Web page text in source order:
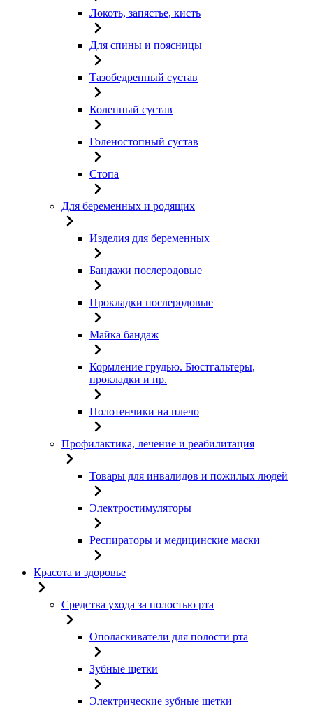
Локоть, запястье, кисть
Для спины и поясницы
Тазобедренный сустав
Коленный сустав
Голеностопный сустав
Стопа
Для беременных и родящих
Изделия для беременных
Бандажи послеродовые
Прокладки послеродовые
Майка бандаж
Кормление грудью. Бюстгальтеры,
прокладки и пр.
Полотенчики на плечо
Профилактика, лечение и реабилитация
Товары для инвалидов и пожилых людей
Электростимуляторы
Респираторы и медицинские маски
Красота и здоровье
Средства ухода за полостью рта
Ополаскиватели для полости рта
Зубные щетки
Электрические зубные щетки